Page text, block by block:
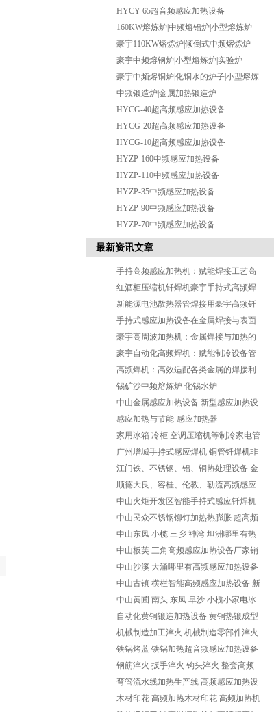
HYCY-65超音频感应加热设备
160KW熔炼炉|中频熔铝炉|小型熔炼炉
豪宇110KW熔炼炉|倾倒式中频熔炼炉
豪宇中频熔钢炉|小型熔炼炉|实验炉
豪宇中频熔铜炉|化铜水的炉子|小型熔炼
炉
中频锻造炉|金属加热锻造炉
HYCG-40超高频感应加热设备
HYCG-20超高频感应加热设备
HYCG-10超高频感应加热设备
HYZP-160中频感应加热设备
HYZP-110中频感应加热设备
HYZP-35中频感应加热设备
HYZP-90中频感应加热设备
HYZP-70中频感应加热设备
最新资讯文章
手持高频感应加热机：赋能焊接工艺高
效革新
红酒柜压缩机钎焊机豪宇手持式高频焊
机
新能源电池散热器管焊接用豪宇高频钎
焊机
手持式感应加热设备在金属焊接与表面
热处理的应用效果
豪宇高周波加热机：金属焊接与加热的
高效核心
豪宇自动化高频焊机：赋能制冷设备管
件焊接，筑牢品质与效率双防
高频焊机：高效适配各类金属的焊接利
器
锡矿沙中频熔炼炉 化锡水炉
中山金属感应加热设备 新型感应加热设
备生产厂家
感应加热与节能-感应加热器
家用冰箱 冷柜 空调压缩机等制冷家电管
路中的铝与铝管、铜与铜管
广州增城手持式感应焊机 铜管钎焊机非
标定制
江门铁、不锈钢、铝、铜热处理设备 金
属感应加热设备
顺德大良、容桂、伦教、勒流高频感应
加热设备 金属感应热处理加
中山火炬开发区智能手持式感应钎焊机
新型感应加热设备定制
中山民众不锈钢铆钉加热热膨胀 超高频
感应加热机设备
中山东凤 小榄 三乡 神湾 坦洲哪里有热
处理加热设备 金属感应加
中山板芙 三角高频感应加热设备厂家销
售维修淬火机 退火机 热锻
中山沙溪 大涌哪里有高频感应加热设备
厂家 销售维修各种频率感应
中山古镇 横栏智能高频感应加热设备 新
型手持式感应钎焊机
中山黄圃 南头 东凤 阜沙 小榄小家电冰
箱空调铜管铁管铝管钎焊机
自动化黄铜锻造加热设备 黄铜热锻成型
设备
机械制造加工淬火 机械制造零部件淬火
高频中频淬火设备
铁锅烤蓝 铁锅加热超音频感应加热设备
钢筋淬火 扳手淬火 钩头淬火 整套高频
感应加热淬火设备
弯管流水线加热生产线 高频感应加热设
备非标定制
木材印花 高频加热木材印花 高频加热机